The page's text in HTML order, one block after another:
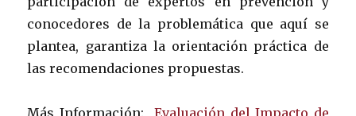
conocedores de la problemática que aquí se
plantea, garantiza la orientación práctica de
las recomendaciones propuestas.